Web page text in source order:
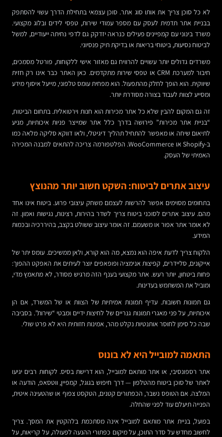
לא כל סוכן צריך את אותו סוג אתר. סוכן עצמאי בתחילת הדרך עשוי להסתפק
בבניית אתר תדמית לעסק עם מספר עמודי שירות, טפסי לידים ובלוג מקצועי.
משרד בינוני עם קמפיינים פעילים כנראה יזדקק גם לדפי נחיתה ייעודיים, למשל
לביטוח נסיעות, ביטוחי בריאות או בדיקת תיק פנסיוני.
משרדים גדולים יותר עשויים להרוויח גם מאזור אישי ללקוחות, פורטל מסמכים,
חיבור למערכת CRM או טפסי שירות מתקדמים. כאן האתר כבר אינו רק חזית
שיווקית. הוא הופך לחלק מהתפעול. הוא מפחית עומס טלפוני, מייעל איסוף מידע
ומסייע לצוות לעבוד בצורה מסודרת יותר.
זה גם המקום להבין שלא כל אתר מכירות הוא חנות וירטואלית. בתחום הביטוח,
“בניית אתר מכירות” פירושה בדרך כלל אתר שמייצר פניות איכותיות, מניע
לתיאום שיחה או מאפשר להתחיל תהליך דיגיטלי, ולאו דווקא סליקה מלאה כמו
ב-Shopify או WooCommerce. הפלטפורמה צריכה להתאים למבנה המכירה
האמיתי של העסק.
עיצוב אתרים לביטוח: השקט חשוב יותר מהנוצץ
בתחומים מסוימים אפשר להרשות לעצמם משחק עיצובי פרוע. ביטוח אינו אחד
מהם. עיצוב אתרים לסוכני ביטוח צריך לשדר בהירות, רצינות, נגישות ואמון. זה
לא אומר אתר אפור או משעמם. זה אומר עיצוב ששולט בקצב, בהיררכיה ובכמות
המידע.
הלקוח צריך לדעת איפה הוא נמצא, מה הוא קורא, ולאן ממשיכים. עומס יתר של
אייקונים, סליידרים, קפיצות אנימציה ופופאפים יוצר לעיתים את האפקט ההפוך:
פחות ביטחון, יותר רעש. אתר מקצועי בענף הזה מרגיש מסודר, לא מתאמץ מדי,
ומוביל את המשתמש בעדינות.
גם תמונות חשובות. עדיף תמונות אמיתיות של הצוות או של המשרד, אם הן
איכותיות, על פני מאגרי תמונות גנריים של לחיצות ידיים ומבטי “שירות”. בסביבה
שבה כל סימן לחוסר אותנטיות נקלט מהר, אמינות חזותית היא לא פרט שולי.
התאמה למובייל היא לא בונוס
אתר רספונסיבי, או אתר מותאם למובייל, הוא דרישת בסיס. לקוחות רבים יגיעו
לאתר של סוכן ביטוח מהטלפון — דרך חיפוש בגוגל, קמפיין, ווטסאפ, הודעה או
המלצה. אם הטופס נשבר, הכפתורים קטנים, הטקסט צפוף או שהטעינה איטית,
הפנייה תיעלם עוד לפני שהחלה.
בפועל, בניית אתר מותאם למובייל אינה מסתכמת בלהקטין את המסך. צריך
לחשוב מחדש על סדר התוכן, על מיקום כפתורי ההנעה לפעולה, על קריאות, על